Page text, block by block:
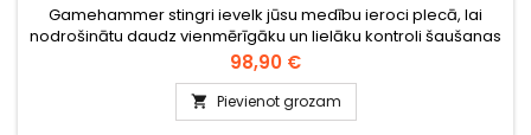
Gamehammer stingri ievelk jūsu medību ieroci plecā, lai
nodrošinātu daudz vienmērīgāku un lielāku kontroli šaušanas
laikā. Lieliski piemērots individuālām medībām ar pieiešanu
un dzinējmedībām. Ievietojiet vadošo roku ieroča siksnas
atverē un izmantojiet augšdelma muskuļus, lai stingri ievilktu
ieroci savā plecā.
Cena
98,90 €
 Pievienot grozam